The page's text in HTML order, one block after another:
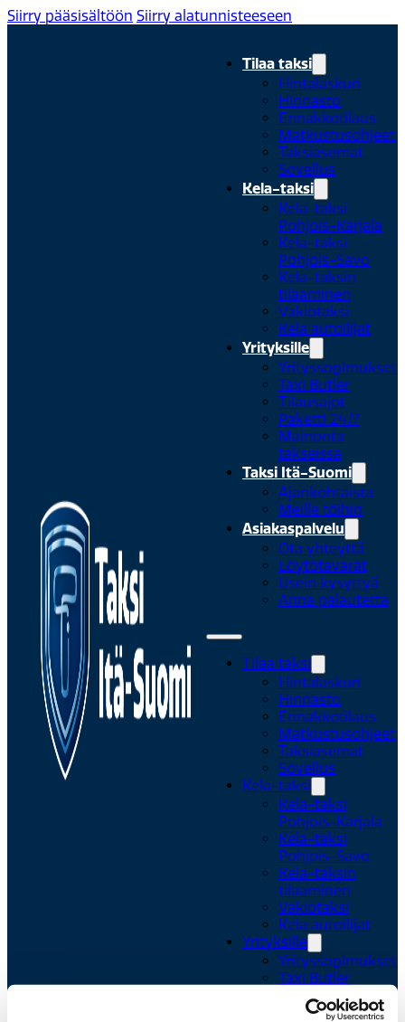
Siirry pääsisältöön Siirry alatunnisteeseen
Tilaa taksi
Hintalaskuri
Hinnasto
Ennakkotilaus
Matkustusohjeet
Taksiasemat
Sovellus
Kela-taksi
Kela-taksi
Pohjois-Karjala
Kela-taksi
Pohjois-Savo
Kela-taksin
tilaaminen
Vakiotaksi
Kela autoilijat
Yrityksille
Yrityssopimukset
Taxi Butler
Tilausajot
Paketti 24/7
Mainonta
takseissa
Taksi Itä-Suomi
Ajankohtaista
Meille töihin
Asiakaspalvelu
Ota yhteyttä
Löytötavarat
Usein kysyttyä
Anna palautetta
Tilaa taksi
Hintalaskuri
Hinnasto
Ennakkotilaus
Matkustusohjeet
Taksiasemat
Sovellus
Kela-taksi
Kela-taksi
Pohjois-Karjala
Kela-taksi
Pohjois-Savo
Kela-taksin
tilaaminen
Vakiotaksi
Kela autoilijat
Yrityksille
Yrityssopimukset
Taxi Butler
Tilausajot
Paketti 24/7